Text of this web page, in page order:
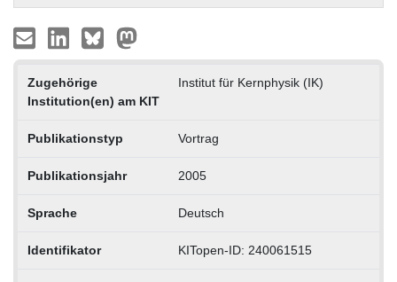
Zugehörige
Institution(en) am KIT
Institut für Kernphysik (IK)
Publikationstyp Vortrag
Publikationsjahr 2005
Sprache Deutsch
Identifikator KITopen-ID: 240061515